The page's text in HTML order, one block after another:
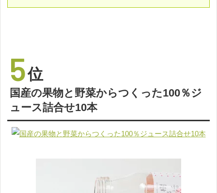
5位
国産の果物と野菜からつくった100％ジ
ュース詰合せ10本